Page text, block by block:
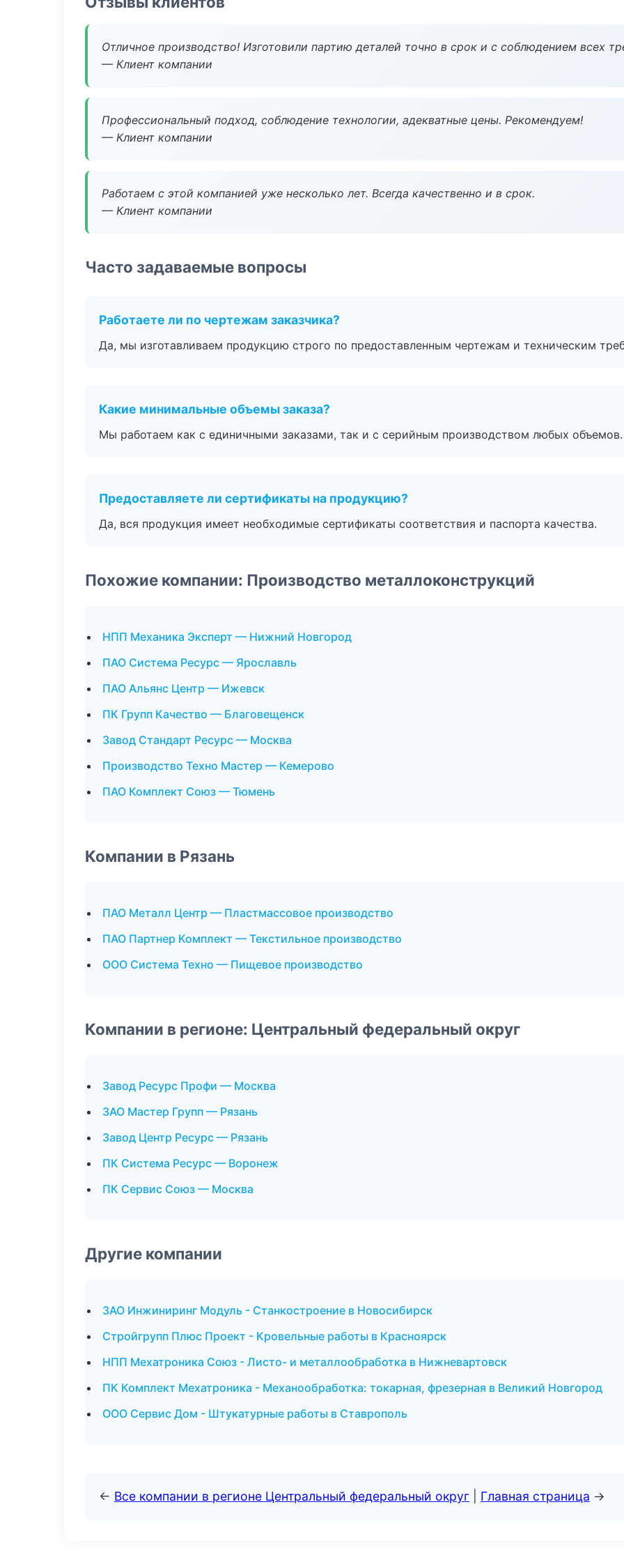
Отличное производство! Изготовили партию деталей точно в срок и с соблюдением всех
— Клиент компании
Профессиональный подход, соблюдение технологии, адекватные цены. Рекомендуем!
— Клиент компании
Работаем с этой компанией уже несколько лет. Всегда качественно и в срок.
— Клиент компании
Часто задаваемые вопросы
Работаете ли по чертежам заказчика?
Да, мы изготавливаем продукцию строго по предоставленным чертежам и техническим
Какие минимальные объемы заказа?
Мы работаем как с единичными заказами, так и с серийным производством любых объемов.
Предоставляете ли сертификаты на продукцию?
Да, вся продукция имеет необходимые сертификаты соответствия и паспорта качества.
Похожие компании: Производство металлоконструкций
НПП Механика Эксперт — Нижний Новгород
ПАО Система Ресурс — Ярославль
ПАО Альянс Центр — Ижевск
ПК Групп Качество — Благовещенск
Завод Стандарт Ресурс — Москва
Производство Техно Мастер — Кемерово
ПАО Комплект Союз — Тюмень
Компании в Рязань
ПАО Металл Центр — Пластмассовое производство
ПАО Партнер Комплект — Текстильное производство
ООО Система Техно — Пищевое производство
Компании в регионе: Центральный федеральный округ
Завод Ресурс Профи — Москва
ЗАО Мастер Групп — Рязань
Завод Центр Ресурс — Рязань
ПК Система Ресурс — Воронеж
ПК Сервис Союз — Москва
Другие компании
ЗАО Инжиниринг Модуль - Станкостроение в Новосибирск
Стройгрупп Плюс Проект - Кровельные работы в Красноярск
НПП Мехатроника Союз - Листо- и металлообработка в Нижневартовск
ПК Комплект Мехатроника - Механообработка: токарная, фрезерная в Великий Новгород
ООО Сервис Дом - Штукатурные работы в Ставрополь
← Все компании в регионе Центральный федеральный округ Главная страница →